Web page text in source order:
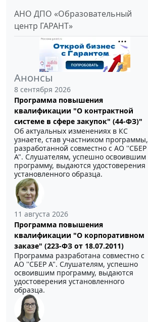
АНО ДПО «Образовательный
центр ГАРАНТ»
Анонсы
8 сентября 2026
Программа повышения
квалификации "О контрактной
системе в сфере закупок" (44-ФЗ)"
Об актуальных изменениях в КС
узнаете, став участником программы,
разработанной совместно с АО ''СБЕР
А". Слушателям, успешно освоившим
программу, выдаются удостоверения
установленного образца.
11 августа 2026
Программа повышения
квалификации "О корпоративном
заказе" (223-ФЗ от 18.07.2011)
Программа разработана совместно с
АО ''СБЕР А". Слушателям, успешно
освоившим программу, выдаются
удостоверения установленного
образца.